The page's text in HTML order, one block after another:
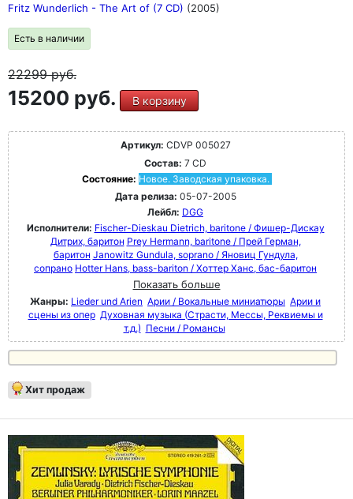
Fritz Wunderlich - The Art of (7 CD) (2005)
Есть в наличии
22299руб.
15200 руб. В корзину
Артикул: CDVP 005027
Состав: 7 CD
Состояние: Новое. Заводская упаковка.
Дата релиза: 05-07-2005
Лейбл: DGG
Исполнители: Fischer-Dieskau Dietrich, baritone / Фишер-Дискау
Дитрих, баритон Prey Hermann, baritone / Прей Герман,
баритон Janowitz Gundula, soprano / Яновиц Гундула,
сопрано Hotter Hans, bass-bariton / Хоттер Ханс, бас-баритон
Показать больше
Жанры: Lieder und Arien Арии / Вокальные миниатюры Арии и
сцены из опер Духовная музыка (Страсти, Мессы, Реквиемы и
т.д.) Песни / Романсы
Хит продаж